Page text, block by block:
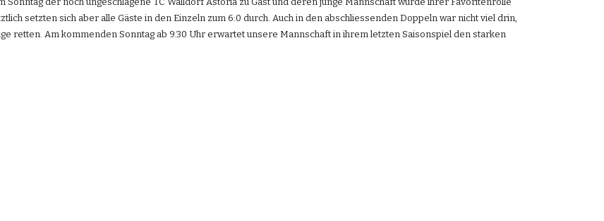
setzten sich aber alle Gäste in den Einzeln zum 6:0 durch. Auch in den abschliessenden Doppeln war nicht viel drin,
retten. Am kommenden Sonntag ab 9.30 Uhr erwartet unsere Mannschaft in ihrem letzten Saisonspiel den starken